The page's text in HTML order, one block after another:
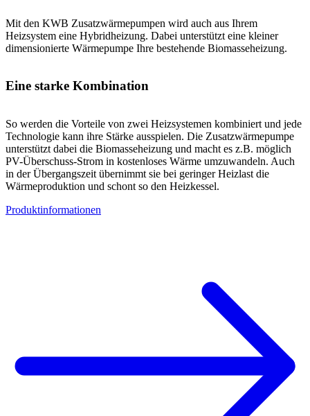
Mit den KWB Zusatzwärmepumpen wird auch aus Ihrem
Heizsystem eine Hybridheizung. Dabei unterstützt eine kleiner
dimensionierte Wärmepumpe Ihre bestehende Biomasseheizung.
Eine starke Kombination
So werden die Vorteile von zwei Heizsystemen kombiniert und jede
Technologie kann ihre Stärke ausspielen. Die Zusatzwärmepumpe
unterstützt dabei die Biomasseheizung und macht es z.B. möglich
PV-Überschuss-Strom in kostenloses Wärme umzuwandeln. Auch
in der Übergangszeit übernimmt sie bei geringer Heizlast die
Wärmeproduktion und schont so den Heizkessel.
Produktinformationen